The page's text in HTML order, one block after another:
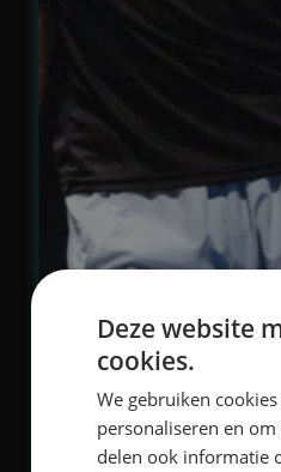
Deze website
cookies.
We gebruiken
personaliseren en
delen ook informatie